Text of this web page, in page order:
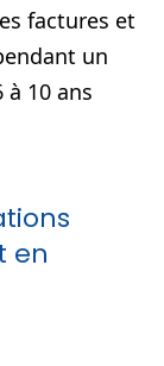
factures et
un
à 10 ans
en